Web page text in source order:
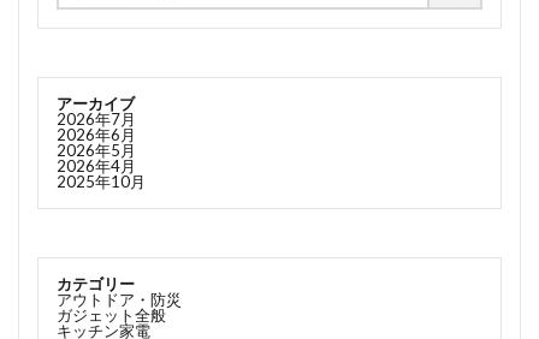
アーカイブ
2026年7月
2026年6月
2026年5月
2026年4月
2025年10月
カテゴリー
アウトドア・防災
ガジェット全般
キッチン家電